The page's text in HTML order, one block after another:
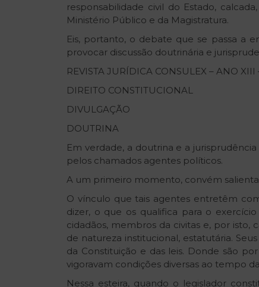
responsabilidade civil do Estado,
Ministério Público e da Magistratura.
Eis, portanto, o debate que se passa a
provocar discussão doutrinária e
REVISTA JURÍDICA CONSULEX – ANO
DIREITO CONSTITUCIONAL
DIVULGAÇÃO
DOUTRINA
Em verdade, a doutrina e a
pelos chamados agentes políticos.
A um primeiro momento, convém
O vínculo que tais agentes entretêm
dizer, o que os qualifica para o
cidadãos, membros da civitas e, por isto,
de natureza institucional, estatutária.
da Constituição e das leis. Donde são
vigoravam condições diversas ao tempo
Nessa esteira, quando o legislador